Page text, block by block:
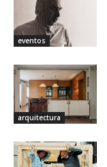
eventos
arquitectura